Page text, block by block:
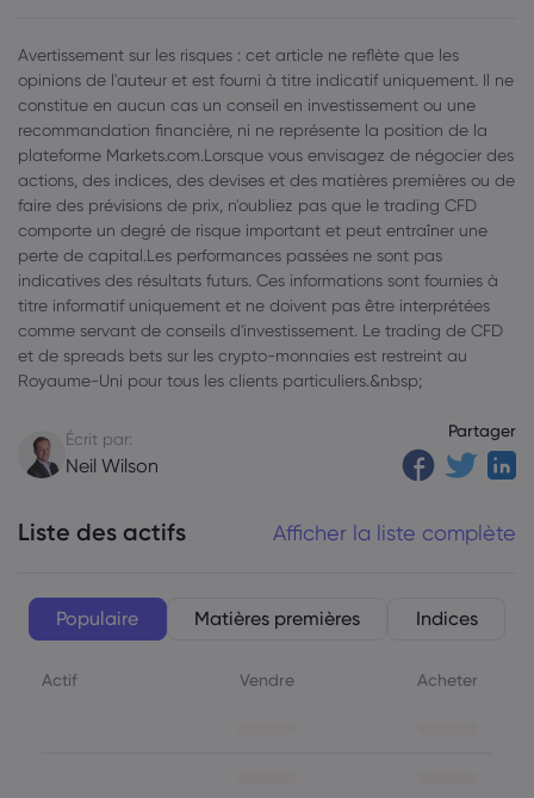
Avertissement sur les risques : cet article ne reflète que les
opinions de l'auteur et est fourni à titre indicatif uniquement. Il ne
constitue en aucun cas un conseil en investissement ou une
recommandation financière, ni ne représente la position de la
plateforme Markets.com.Lorsque vous envisagez de négocier des
actions, des indices, des devises et des matières premières ou de
faire des prévisions de prix, n'oubliez pas que le trading CFD
comporte un degré de risque important et peut entraîner une
perte de capital.Les performances passées ne sont pas
indicatives des résultats futurs. Ces informations sont fournies à
titre informatif uniquement et ne doivent pas être interprétées
comme servant de conseils d'investissement. Le trading de CFD
et de spreads bets sur les crypto-monnaies est restreint au
Royaume-Uni pour tous les clients particuliers.&nbsp;
Écrit par:
Neil Wilson
Partager
Liste des actifs Afficher la liste complète
Populaire Matières premières Indices
Actif Vendre Acheter